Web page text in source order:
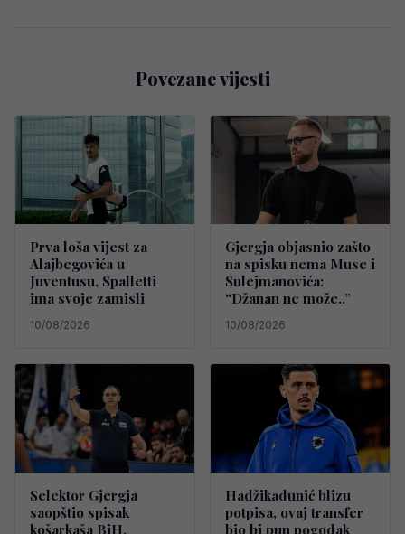
Povezane vijesti
Prva loša vijest za
Alajbegovića u
Juventusu, Spalletti
ima svoje zamisli
10/08/2026
Gjergja objasnio zašto
na spisku nema Muse i
Sulejmanovića:
“Džanan ne može..”
10/08/2026
Selektor Gjergja
saopštio spisak
košarkaša BiH,
Hadžikadunić blizu
potpisa, ovaj transfer
bio bi pun pogodak